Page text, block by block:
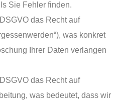
Sie Fehler finden.
das Recht auf
was konkret
Ihrer Daten verlangen
das Recht auf
was bedeutet, dass wir